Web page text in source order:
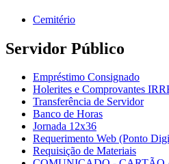
Cemitério
Servidor Público
Empréstimo Consignado
Holerites e Comprovantes
Transferência de Servidor
Banco de Horas
Jornada 12x36
Requerimento Web (Ponto
Requisição de Materiais